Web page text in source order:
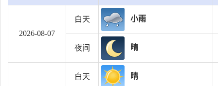
2026-08-07
白天 小雨
夜间 晴
白天 晴